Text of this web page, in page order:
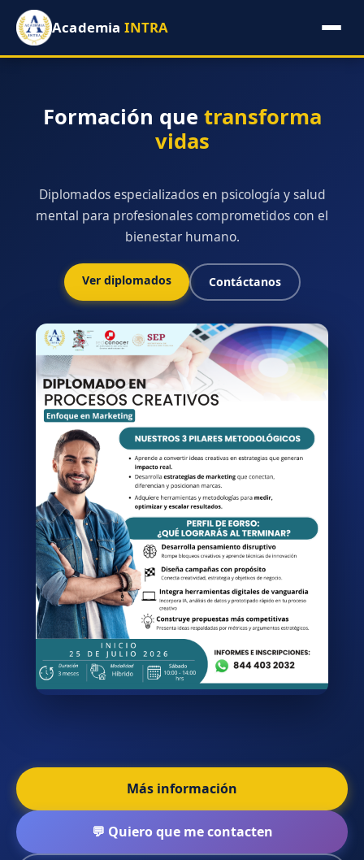
Academia INTRA
Formación que transforma
vidas
Diplomados especializados en psicología y salud
mental para profesionales comprometidos con el
bienestar humano.
Ver diplomados Contáctanos
Más información
💬 Quiero que me contacten